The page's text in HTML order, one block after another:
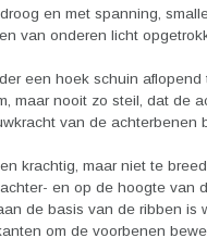
en met spanning,
van onderen licht
een hoek schuin aflopend
maar nooit zo steil, dat de
van de achterbenen
krachtig, maar niet te
en op de hoogte van
de basis van de ribben is
om de voorbenen